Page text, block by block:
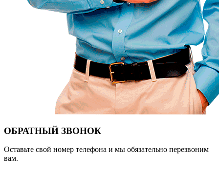
ОБРАТНЫЙ ЗВОНОК
Оставьте свой номер телефона и мы обязательно перезвоним
вам.